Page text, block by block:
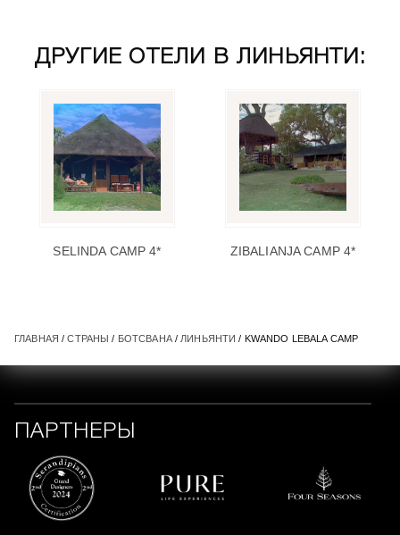
ДРУГИЕ ОТЕЛИ В ЛИНЬЯНТИ:
SELINDA CAMP 4* ZIBALIANJA CAMP 4*
ГЛАВНАЯ /СТРАНЫ / БОТСВАНА/ ЛИНЬЯНТИ / KWANDO LEBALA CAMP
ПАРТНЕРЫ